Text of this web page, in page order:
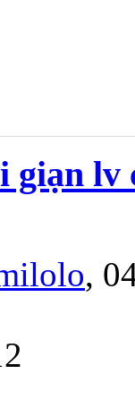
giạn lv
,